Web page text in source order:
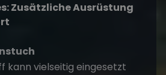
Zusätzliche Ausrüstung
kann vielseitig eingesetzt